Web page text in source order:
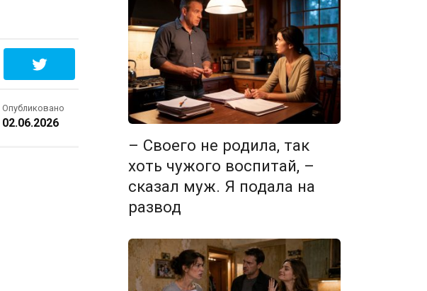
Опубликовано
02.06.2026
– Своего не родила, так
хоть чужого воспитай, –
сказал муж. Я подала на
развод